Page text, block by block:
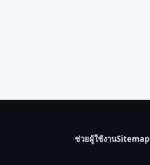
ช่วยผู้ใช้งานSitemap